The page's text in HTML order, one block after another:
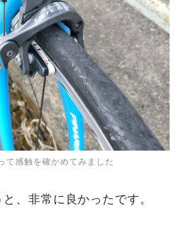
て感触を確かめてみました
、非常に良かったです。